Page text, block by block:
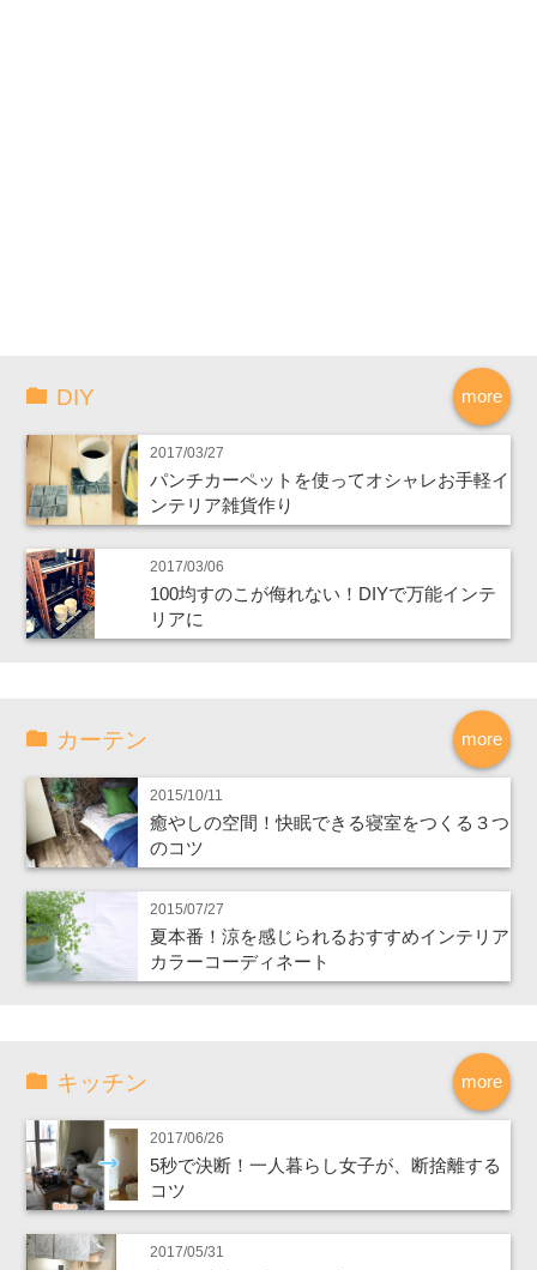
more
DIY
2017/03/27
パンチカーペットを使ってオシャレお手軽イ
ンテリア雑貨作り
2017/03/06
100均すのこが侮れない！DIYで万能インテ
リアに
more
カーテン
2015/10/11
癒やしの空間！快眠できる寝室をつくる３つ
のコツ
2015/07/27
夏本番！涼を感じられるおすすめインテリア
カラーコーディネート
more
キッチン
2017/06/26
5秒で決断！一人暮らし女子が、断捨離する
コツ
2017/05/31